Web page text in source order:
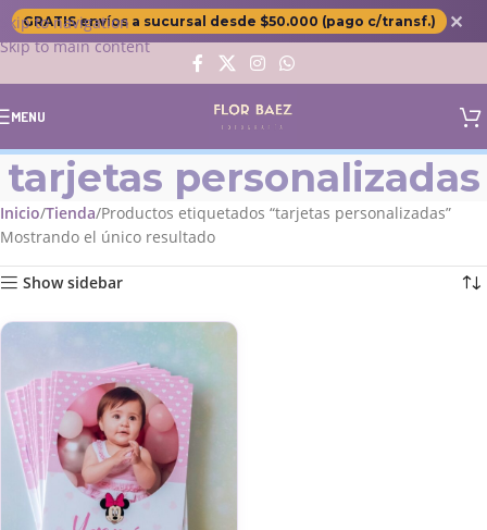
Skip to navigation
Skip to main content
GRATIS envíos a sucursal desde $50.000 (pago c/transf.) ✕
MENU
tarjetas personalizadas
Inicio Tienda Productos etiquetados “tarjetas personalizadas”
Mostrando el único resultado
Show sidebar